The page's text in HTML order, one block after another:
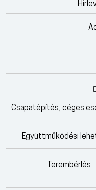
Csapatépítés, céges
Együttműködési
Terembérlés